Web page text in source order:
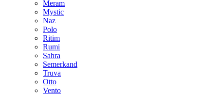
Meram
Mystic
Naz
Polo
Ritim
Rumi
Sahra
Semerkand
Truva
Otto
Vento